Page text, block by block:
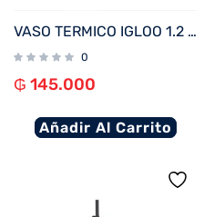
VASO TERMICO IGLOO 1.2 LITROS BLANCO C/PAJITA 71226
0
₲ 145.000
Añadir Al Carrito